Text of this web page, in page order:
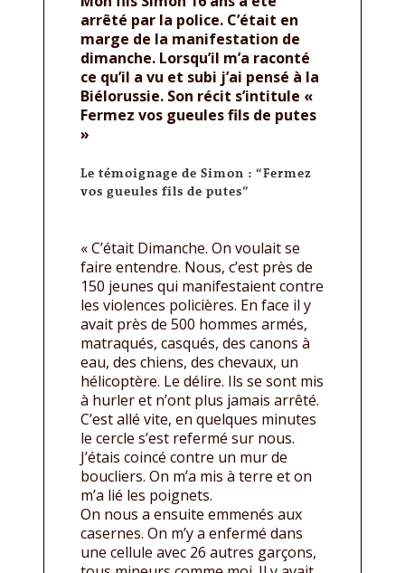
arrêté par la police. C’était en
marge de la manifestation de
dimanche. Lorsqu’il m’a raconté
ce qu’il a vu et subi j’ai pensé à la
Biélorussie. Son récit s’intitule «
Fermez vos gueules fils de putes
»
Le témoignage de Simon : “Fermez
vos gueules fils de putes”
« C’était Dimanche. On voulait se
faire entendre. Nous, c’est près de
150 jeunes qui manifestaient contre
les violences policières. En face il y
avait près de 500 hommes armés,
matraqués, casqués, des canons à
eau, des chiens, des chevaux, un
hélicoptère. Le délire. Ils se sont mis
à hurler et n’ont plus jamais arrêté.
C’est allé vite, en quelques minutes
le cercle s’est refermé sur nous.
J’étais coincé contre un mur de
boucliers. On m’a mis à terre et on
m’a lié les poignets.
On nous a ensuite emmenés aux
casernes. On m’y a enfermé dans
une cellule avec 26 autres garçons,